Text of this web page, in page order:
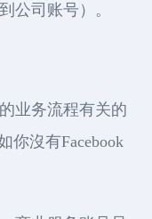
公司账号）。
业务流程有关的
你沒有Facebook